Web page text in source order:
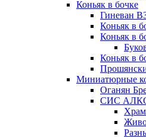
Коньяк в бочке
Гиневан
Коньяк в
Коньяк в
Коньяк в
Миниатюрные
Оганян
СИС